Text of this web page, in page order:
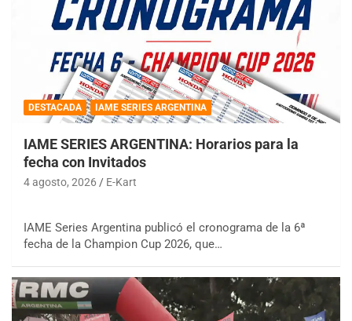
DESTACADA IAME SERIES ARGENTINA
IAME SERIES ARGENTINA: Horarios para la
fecha con Invitados
4 agosto, 2026 E-Kart
IAME Series Argentina publicó el cronograma de la 6ª
fecha de la Champion Cup 2026, que…